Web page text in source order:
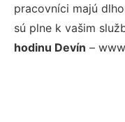
pracovníci majú
sú plne k vašim
hodinu Devín –